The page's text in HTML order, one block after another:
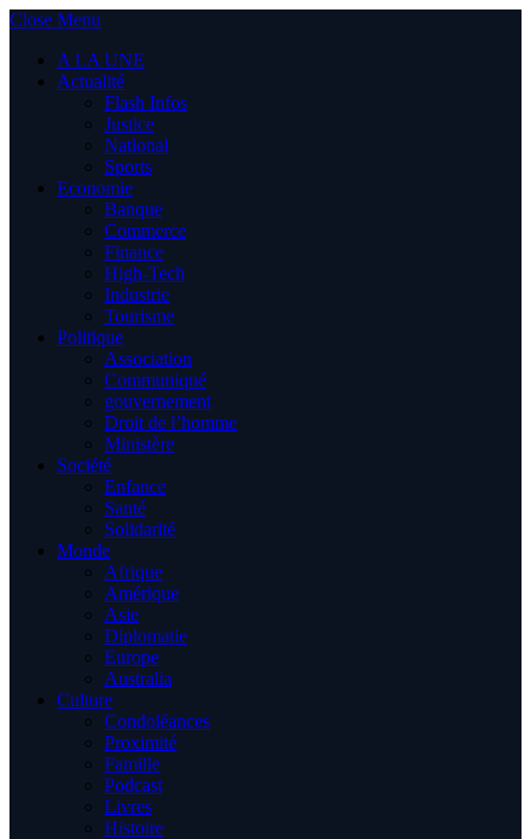
Close Menu
A LA UNE
Actualité
Flash Infos
Justice
National
Sports
Economie
Banque
Commerce
Finance
High-Tech
Industrie
Tourisme
Politique
Association
Communiqué
gouvernement
Droit de l’homme
Ministère
Société
Enfance
Santé
Solidarité
Monde
Afrique
Amérique
Asie
Diplomatie
Europe
Australia
Culture
Condoléances
Proximité
Famille
Podcast
Livres
Histoire